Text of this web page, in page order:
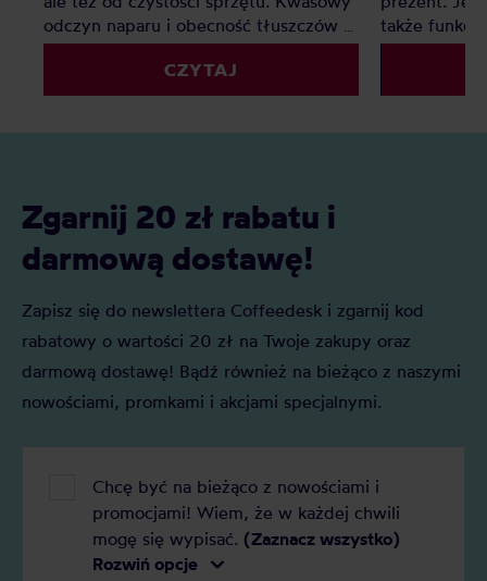
odczyn naparu i obecność tłuszczów w
kawie zostawiają osady, które z czasem
pogarszają smak i przyspieszają
zużycie urządzeń – od ekspresu po
CZYTAJ
także
przychodzą
zachwycają
Zgarnij 20 zł rabatu i
darmową dostawę!
Zapisz się do newslettera Coffeedesk i zgarnij kod
rabatowy o wartości 20 zł na Twoje zakupy oraz
darmową dostawę! Bądź również na bieżąco z naszymi
nowościami, promkami i akcjami specjalnymi.
Chcę być na bieżąco z nowościami i
promocjami! Wiem, że w każdej chwili
mogę się wypisać. (Zaznacz wszystko)
Rozwiń opcje